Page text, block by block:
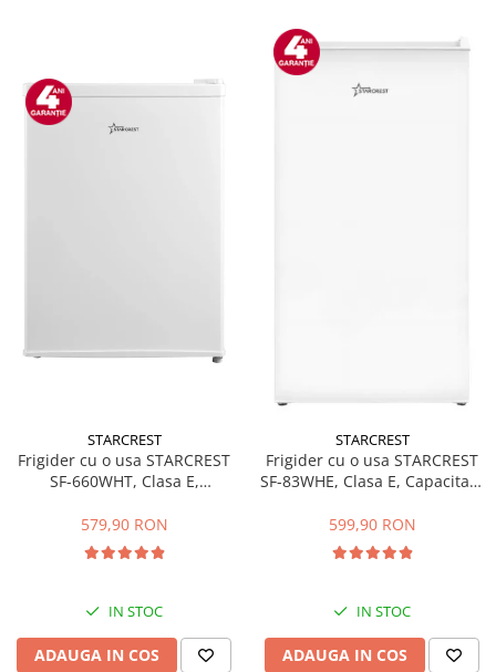
STARCREST
Frigider cu o usa STARCREST
SF-660WHT, Clasa E,
579,90 RON
IN STOC
ADAUGA IN COS
STARCREST
Frigider cu o usa STARCREST
SF-83WHE, Clasa E, Capacitate
Compartiment gheata, H 85
cm, Alb
599,90 RON
IN STOC
ADAUGA IN COS